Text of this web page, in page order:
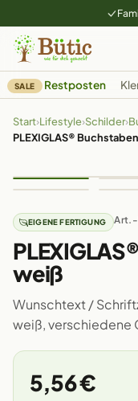
SALE Restposten
Start›Lifestyle›Schilder›
PLEXIGLAS®
EIGENE FERTIGUNG Art.-
weiß
Wunschtext /
weiß, verschiedene
5,56 €